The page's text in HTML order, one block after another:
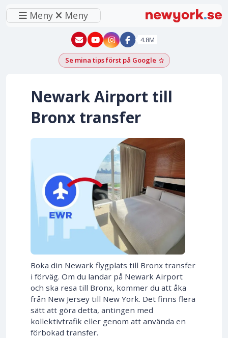
Meny Meny
New York - YouTube
New York - Instagram
4.8M
Se mina tips först på GoogleLägg till som
Newark Airport till
Bronx transfer
Boka din Newark flygplats till Bronx transfer
i förväg. Om du landar på Newark Airport
och ska resa till Bronx, kommer du att åka
från New Jersey till New York. Det finns flera
sätt att göra detta, antingen med
kollektivtrafik eller genom att använda en
förbokad transfer.